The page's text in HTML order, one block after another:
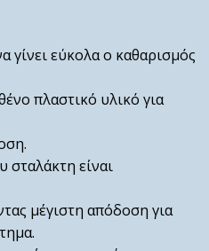
γίνει εύκολα ο καθαρισμός
πλαστικό υλικό για
σταλάκτη είναι
μέγιστη απόδοση για